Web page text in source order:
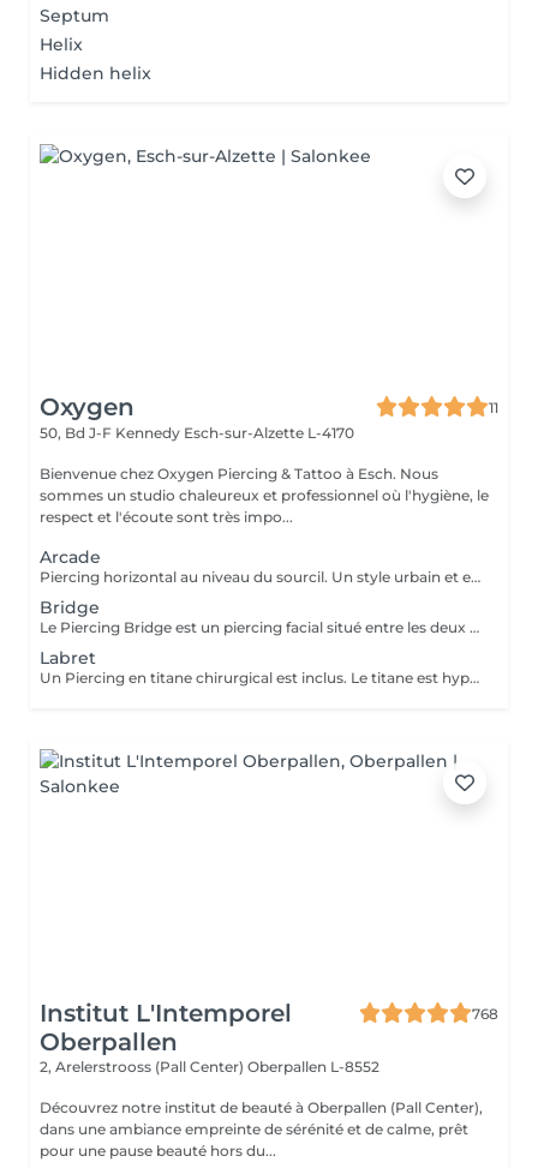
Septum
Helix
Hidden helix
Oxygen
11
50, Bd J-F Kennedy Esch-sur-Alzette L-4170
Bienvenue chez Oxygen Piercing & Tattoo à Esch. Nous
sommes un studio chaleureux et professionnel où l'hygiène, le
respect et l'écoute sont très impo...
Arcade
Piercing horizontal au niveau du sourcil. Un style urbain et expressif, réalisé avec un bijou courbé en titane. Pose précise adaptée à ta morphologie. Si tu souhaites te faire percer mais que tu as peur des aiguilles ou que tu souffres d'anxiété (stress, blocage), nous te demandons de bien vouloir réserver le service intitulé: <<NOM DU PIERCING (Phobie des aiguilles)>> Ce service ne côute pas plus cher. Il est simplement prévu pour des raisons d'organisation, afin que tout le monde soit à l'aise et bien accueilli(e).
Bridge
Le Piercing Bridge est un piercing facial situé entre les deux yeux à la racine du nez. Un Piercing en titane chirurgical est inclus. Le titane est hypoallergénique, léger et idéal pour les premières phases de cicatrisation. Si tu souhaites te faire percer mais que tu as peur des aiguilles ou que tu souffres d'anxiété (stress, blocage), nous te demandons de bien vouloir réserver le service intitulé: <<NOM DU PIERCING (Phobie des aiguilles)>> Ce service ne côute pas plus cher. Il est simplement prévu pour des raisons d'organisation, afin que tout le monde soit à l'aise et bien accueilli(e).
Labret
Un Piercing en titane chirurgical est inclus. Le titane est hypoallergénique, léger et idéal pour les premières phases de cicatrisation. Si tu souhaite te faire percer mais que tu as peur des aiguilles ou que tu souffres d'anxiété (stress, blocage), nous te demandons de bien vouloir réserver le service intitulé: <<NOM DU PIERCING (Phobie des aiguilles)>> Ce service ne côute pas plus cher. Il est simplement prévu pour des raisons d'organisation, afin que tout le monde soit à l'aise et bien accueilli(e).
Institut L'Intemporel
Oberpallen
768
2, Arelerstrooss (Pall Center) Oberpallen L-8552
Découvrez notre institut de beauté à Oberpallen (Pall Center),
dans une ambiance empreinte de sérénité et de calme, prêt
pour une pause beauté hors du...